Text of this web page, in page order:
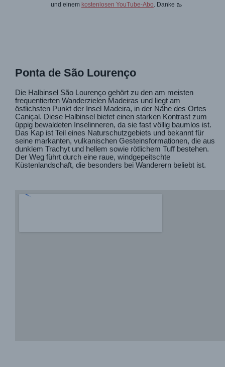
und einem kostenlosen YouTube-Abo . Danke 🥾
Ponta de São Lourenço
Die Halbinsel São Lourenço gehört zu den am meisten
frequentierten Wanderzielen Madeiras und liegt am
östlichsten Punkt der Insel Madeira, in der Nähe des Ortes
Caniçal. Diese Halbinsel bietet einen starken Kontrast zum
üppig bewaldeten Inselinneren, da sie fast völlig baumlos ist.
Das Kap ist Teil eines Naturschutzgebiets und bekannt für
seine markanten, vulkanischen Gesteinsformationen, die aus
dunklem Trachyt und hellem sowie rötlichem Tuff bestehen.
Der Weg führt durch eine raue, windgepeitschte
Küstenlandschaft, die besonders bei Wanderern beliebt ist.